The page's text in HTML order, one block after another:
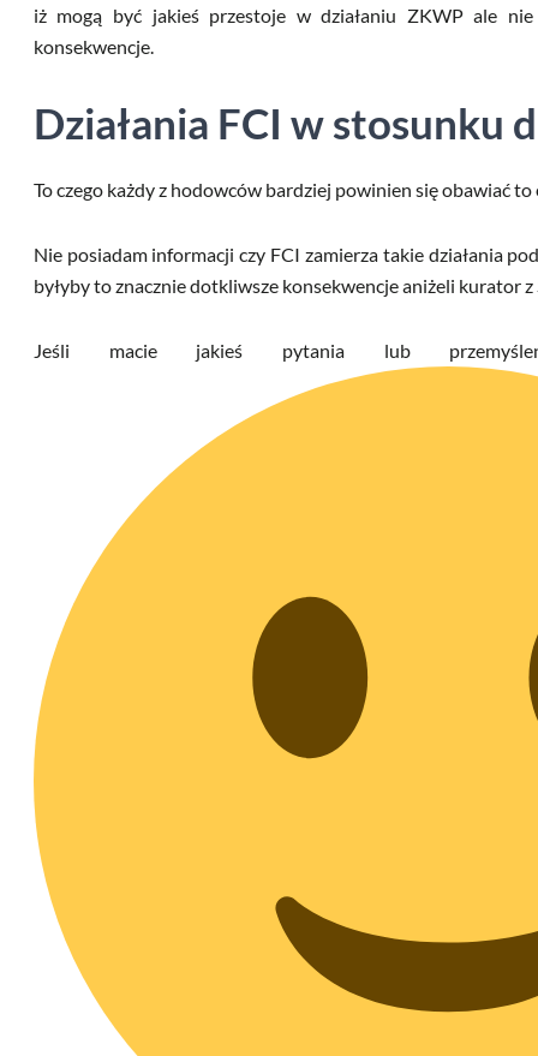
iż mogą być jakieś przestoje w działaniu ZKWP ale
konsekwencje.
Działania FCI w stosunku
To czego każdy z hodowców bardziej powinien się obawiać
Nie posiadam informacji czy FCI zamierza takie działania
byłyby to znacznie dotkliwsze konsekwencje aniżeli kurator z
Jeśli macie jakieś pytania lub